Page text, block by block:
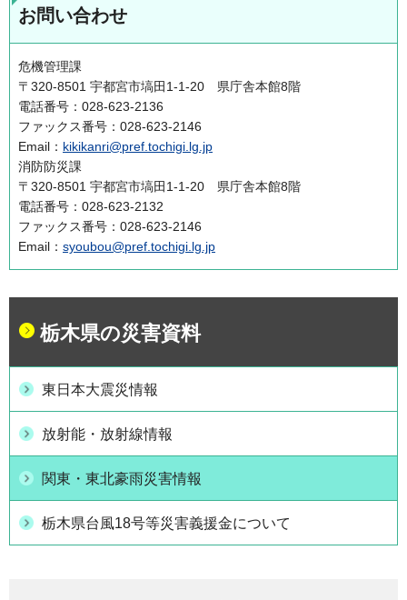
お問い合わせ
危機管理課
〒320-8501 宇都宮市塙田1-1-20 県庁舎本館8階
電話番号：028-623-2136
ファックス番号：028-623-2146
Email： kikikanri@pref.tochigi.lg.jp
消防防災課
〒320-8501 宇都宮市塙田1-1-20 県庁舎本館8階
電話番号：028-623-2132
ファックス番号：028-623-2146
Email： syoubou@pref.tochigi.lg.jp
栃木県の災害資料
東日本大震災情報
放射能・放射線情報
関東・東北豪雨災害情報
栃木県台風18号等災害義援金について